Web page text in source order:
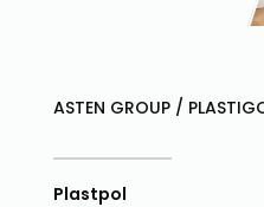
ASTEN GROUP /
Plastpol